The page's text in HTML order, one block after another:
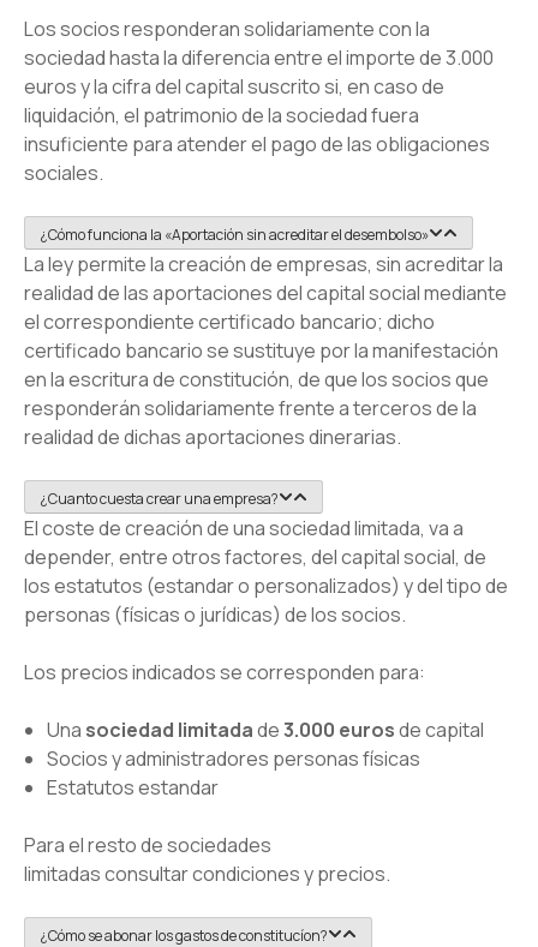
Los socios responderan solidariamente con la
sociedad hasta la diferencia entre el importe de 3.000
euros y la cifra del capital suscrito si, en caso de
liquidación, el patrimonio de la sociedad fuera
insuficiente para atender el pago de las obligaciones
sociales.
¿Cómo funciona la «Aportación sin acreditar el desembolso»
La ley permite la creación de empresas, sin acreditar la
realidad de las aportaciones del capital social mediante
el correspondiente certificado bancario; dicho
certificado bancario se sustituye por la manifestación
en la escritura de constitución, de que los socios que
responderán solidariamente frente a terceros de la
realidad de dichas aportaciones dinerarias.
¿Cuanto cuesta crear una empresa?
El coste de creación de una sociedad limitada, va a
depender, entre otros factores, del capital social, de
los estatutos (estandar o personalizados) y del tipo de
personas (fí­sicas o jurí­dicas) de los socios.
Los precios indicados se corresponden para:
Una sociedad limitadade3.000 eurosde capital
Socios y administradores personas fí­sicas
Estatutos estandar
Para el resto de sociedades
limitadas consultar condiciones y precios.
¿Cómo se abonar los gastos de constitucí­on?